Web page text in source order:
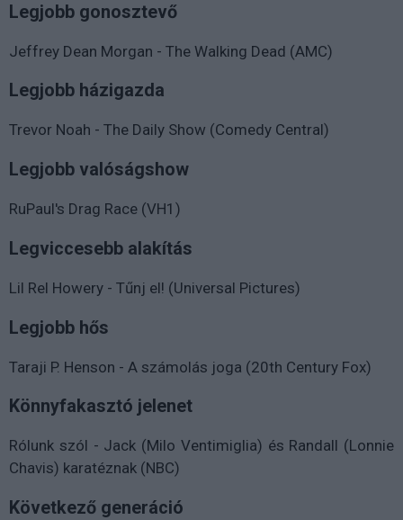
Legjobb gonosztevő
Jeffrey Dean Morgan - The Walking Dead (AMC)
Legjobb házigazda
Trevor Noah - The Daily Show (Comedy Central)
Legjobb valóságshow
RuPaul's Drag Race (VH1)
Legviccesebb alakítás
Lil Rel Howery - Tűnj el! (Universal Pictures)
Legjobb hős
Taraji P. Henson - A számolás joga (20th Century Fox)
Könnyfakasztó jelenet
Rólunk szól - Jack (Milo Ventimiglia) és Randall (Lonnie
Chavis) karatéznak (NBC)
Következő generáció